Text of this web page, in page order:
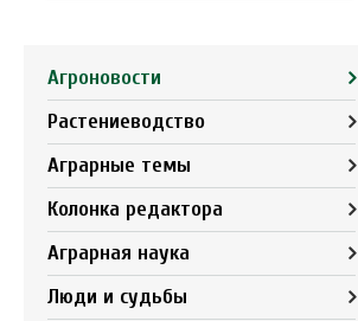
Агроновости
Растениеводство
Аграрные темы
Колонка редактора
Аграрная наука
Люди и судьбы